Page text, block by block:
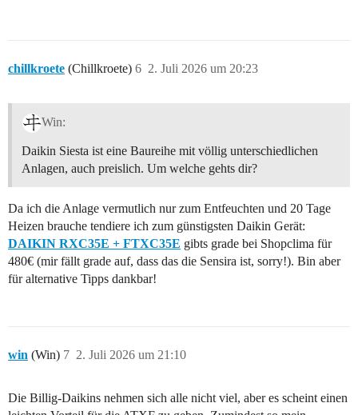
chillkroete (Chillkroete) 2. Juli 2026 um 20:23
6
Win:
Daikin Siesta ist eine Baureihe mit völlig unterschiedlichen
Anlagen, auch preislich. Um welche gehts dir?
Da ich die Anlage vermutlich nur zum Entfeuchten und 20 Tage
Heizen brauche tendiere ich zum günstigsten Daikin Gerät:
DAIKIN RXC35E + FTXC35E gibts grade bei Shopclima für
480€ (mir fällt grade auf, dass das die Sensira ist, sorry!). Bin aber
für alternative Tipps dankbar!
win (Win) 2. Juli 2026 um 21:10
7
Die Billig-Daikins nehmen sich alle nicht viel, aber es scheint einen